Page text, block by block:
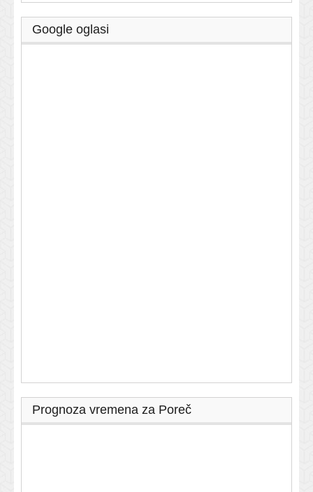
Google oglasi
Prognoza vremena za Poreč